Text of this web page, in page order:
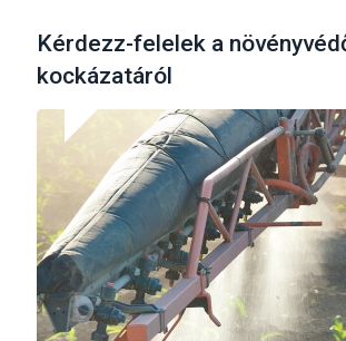
Kérdezz-felelek a
kockázatáról